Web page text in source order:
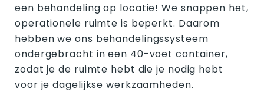
een behandeling op locatie! We snappen het,
operationele ruimte is beperkt. Daarom
hebben we ons behandelingssysteem
ondergebracht in een 40-voet container,
zodat je de ruimte hebt die je nodig hebt
voor je dagelijkse werkzaamheden.